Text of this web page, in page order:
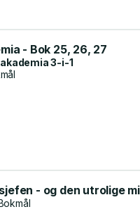
- Bok 25, 26, 27
3-i-1
- og den utrolige